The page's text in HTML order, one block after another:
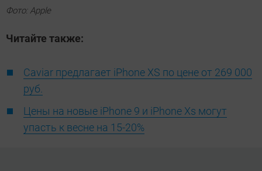
Фото: Apple
Читайте также:
Caviar предлагает iPhone XS по цене от 269 000
руб.
Цены на новые iPhone 9 и iPhone Xs могут
упасть к весне на 15-20%